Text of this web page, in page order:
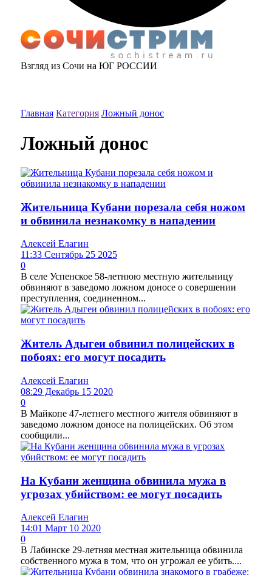
Взгляд из Сочи на ЮГ РОССИИ
Главная Категория Ложный донос
Ложный донос
Жительница Кубани порезала себя ножом
и обвинила незнакомку в нападении
Алексей Елагин
11:33 Сентябрь 25 2025
0
В селе Успенское 58-летнюю местную жительницу
обвиняют в заведомо ложном доносе о совершении
преступления, соединенном...
Житель Адыгеи обвинил полицейских в
побоях: его могут посадить
Алексей Елагин
08:29 Декабрь 15 2020
0
В Майкопе 47-летнего местного жителя обвиняют в
заведомо ложном доносе на полицейских. Об этом
сообщили...
На Кубани женщина обвинила мужа в
угрозах убийством: ее могут посадить
Алексей Елагин
14:01 Март 10 2020
0
В Лабинске 29-летняя местная жительница обвинила
собственного мужа в том, что он угрожал ее убить....